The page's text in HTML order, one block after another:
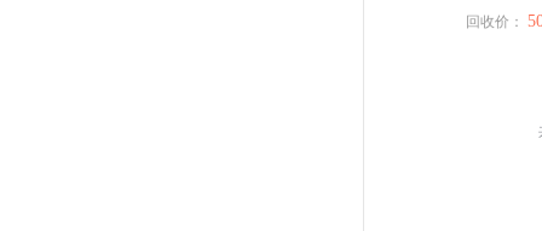
回收价：